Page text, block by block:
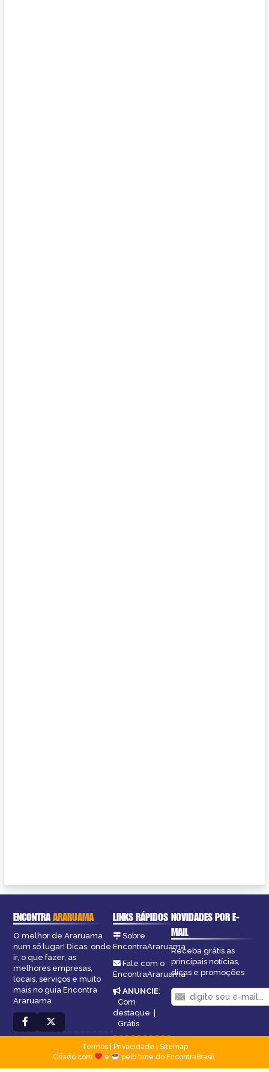
ENCONTRAARARUAMA
O melhor de Araruama
num só lugar! Dicas, onde
ir, o que fazer, as
melhores empresas,
locais, serviços e muito
mais no guia Encontra
Araruama
LINKS RÁPIDOS
Sobre
EncontraAraruama
Fale com o
EncontraAraruama
ANUNCIE:
Com
destaque |
Grátis
NOVIDADES POR E-
MAIL
Receba grátis as
principais notícias,
dicas e promoções
Termos| Privacidade
Sitemap
Criado com
e pelo time do EncontraBrasil